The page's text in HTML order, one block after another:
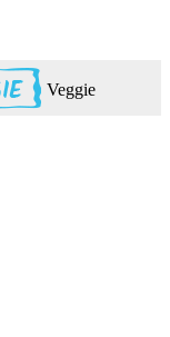
Veggie